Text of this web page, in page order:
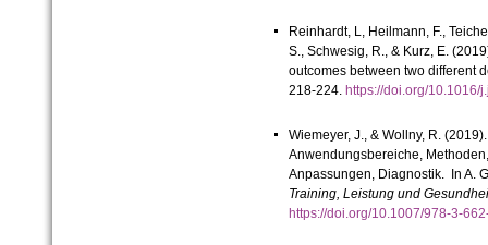
Reinhardt, L, Heilmann, F.,
S., Schwesig, R., & Kurz, E.
outcomes between two different
218-224. https://doi.org/
Wiemeyer, J., & Wollny, R.
Anwendungsbereiche,
Anpassungen, Diagnostik. In A.
Training, Leistung und
https://doi.org/10.1007/978-3-